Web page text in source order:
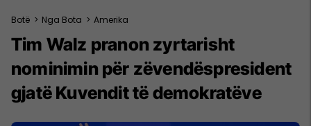
Botë > Nga Bota > Amerika
Tim Walz pranon zyrtarisht
nominimin për zëvendëspresident
gjatë Kuvendit të demokratëve